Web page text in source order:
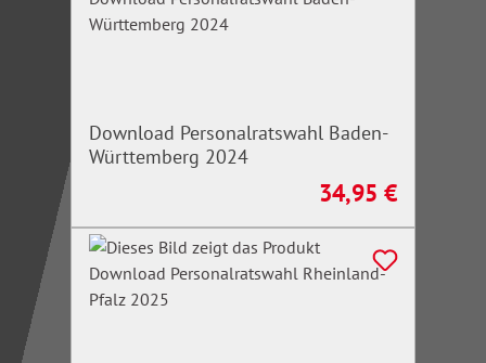
Download Personalratswahl Baden-
Württemberg 2024
Regulärer Preis:
34,95 €